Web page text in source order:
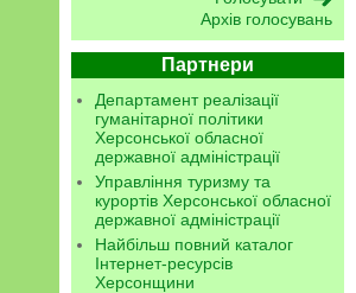
Архів голосувань
Партнери
Департамент реалізації
гуманітарної політики
Херсонської обласної
державної адміністрації
Управління туризму та
курортів Херсонської обласної
державної адміністрації
Найбільш повний каталог
Інтернет-ресурсів
Херсонщини